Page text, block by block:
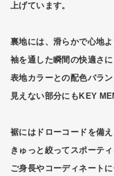
上げています。
裏地には、滑らかで心地
袖を通した瞬間の快適さに
表地カラーとの配色バラ
見えない部分にもKEY
裾にはドローコードを備
きゅっと絞ってスポーテ
ご身長やコーディネート